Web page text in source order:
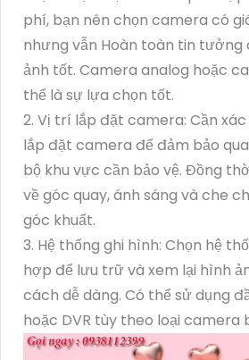
phí, bạn nên chọn camera có
nhưng vẫn Hoàn toàn tin
ảnh tốt. Camera analog hoặc
thể là sự lựa chọn tốt.
2. Vị trí lắp đặt camera: Cần
lắp đặt camera để đảm bảo
bộ khu vực cần bảo vệ. Đồng
về góc quay, ánh sáng và che
góc khuất.
3. Hệ thống ghi hình: Chọn hệ
hợp để lưu trữ và xem lại hình
cách dễ dàng. Có thể sử dụng
hoặc DVR tùy theo loại camera